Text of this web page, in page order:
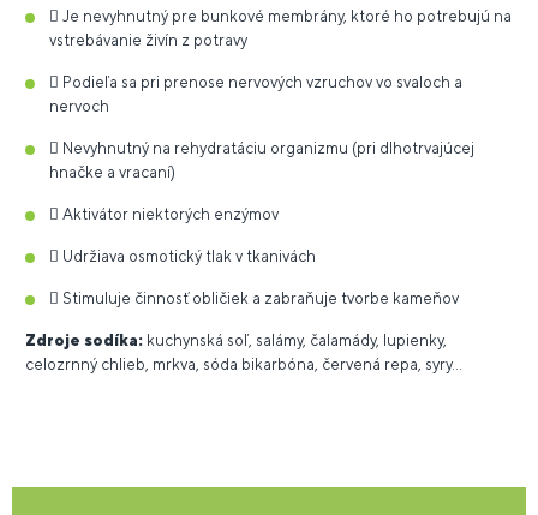
 Je nevyhnutný pre bunkové membrány, ktoré ho potrebujú na
vstrebávanie živín z potravy
 Podieľa sa pri prenose nervových vzruchov vo svaloch a
nervoch
 Nevyhnutný na rehydratáciu organizmu (pri dlhotrvajúcej
hnačke a vracaní)
 Aktivátor niektorých enzýmov
 Udržiava osmotický tlak v tkanivách
 Stimuluje činnosť obličiek a zabraňuje tvorbe kameňov
Zdroje sodíka: kuchynská soľ, salámy, čalamády, lupienky,
celozrnný chlieb, mrkva, sóda bikarbóna, červená repa, syry…